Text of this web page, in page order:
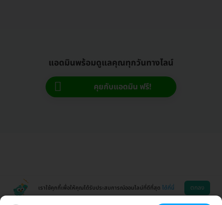
แอดมินพร้อมดูแลคุณทุกวันทางไลน์
คุยกับแอดมิน ฟรี!
เราใช้คุกกี้เพื่อให้คุณได้รับประสบการณ์ออนไลน์ที่ดีที่สุด ได้ที่นี่ ตกลง